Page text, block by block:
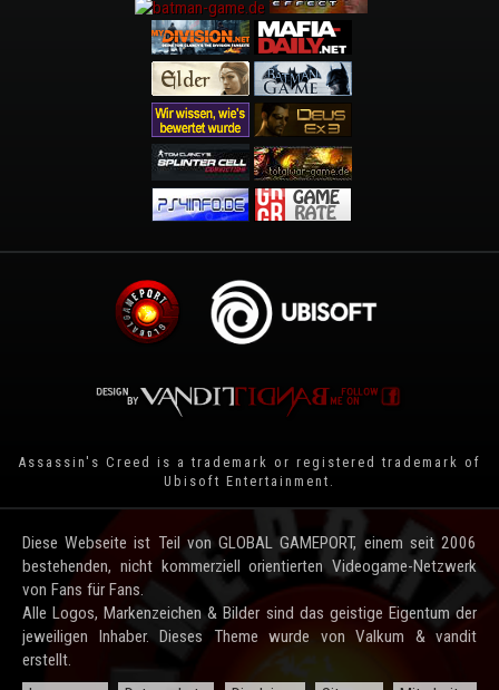
Assassin's Creed is a trademark or registered trademark of
Ubisoft Entertainment
Diese Webseite ist Teil von GLOBAL GAMEPORT, einem seit 2006
bestehenden, nicht kommerziell orientierten Videogame-Netzwerk
von Fans für Fans.
Alle Logos, Markenzeichen & Bilder sind das geistige Eigentum der
jeweiligen Inhaber. Dieses Theme wurde von Valkum & vandit
erstellt.